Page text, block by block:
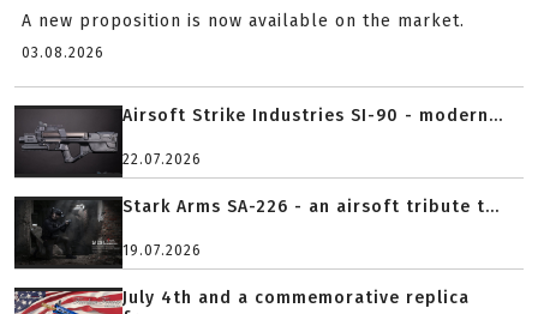
A new proposition is now available on the market.
03.08.2026
Airsoft Strike Industries SI-90 - modern...
22.07.2026
Stark Arms SA-226 - an airsoft tribute t...
19.07.2026
July 4th and a commemorative replica